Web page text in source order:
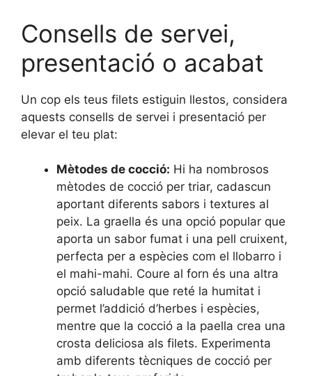
Consells de servei,
presentació o acabat
Un cop els teus filets estiguin llestos, considera
aquests consells de servei i presentació per
elevar el teu plat:
Mètodes de cocció: Hi ha nombrosos
mètodes de cocció per triar, cadascun
aportant diferents sabors i textures al
peix. La graella és una opció popular que
aporta un sabor fumat i una pell cruixent,
perfecta per a espècies com el llobarro i
el mahi-mahi. Coure al forn és una altra
opció saludable que reté la humitat i
permet l’addició d’herbes i espècies,
mentre que la cocció a la paella crea una
crosta deliciosa als filets. Experimenta
amb diferents tècniques de cocció per